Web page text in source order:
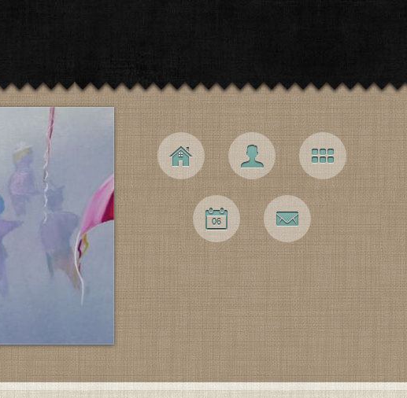
Navigation principale
Accueil L’artiste Galerie
06
Expos Contact